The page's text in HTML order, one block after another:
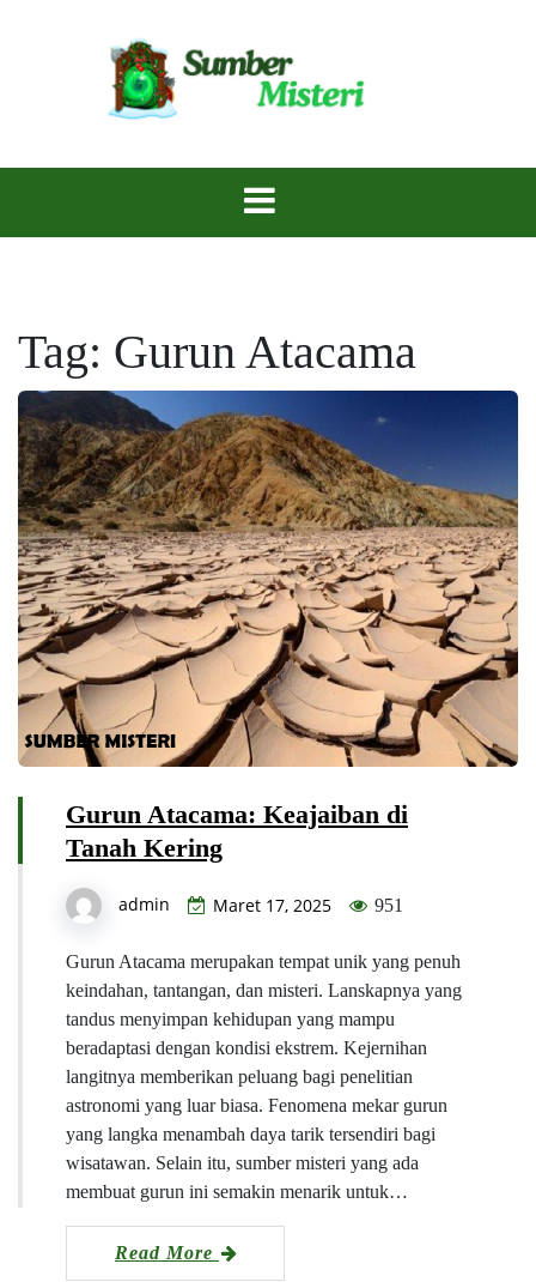
Sumber Misteri
Tag: Gurun Atacama
Gurun Atacama: Keajaiban di
Tanah Kering
admin Maret 17, 2025 951
Gurun Atacama merupakan tempat unik yang penuh
keindahan, tantangan, dan misteri. Lanskapnya yang
tandus menyimpan kehidupan yang mampu
beradaptasi dengan kondisi ekstrem. Kejernihan
langitnya memberikan peluang bagi penelitian
astronomi yang luar biasa. Fenomena mekar gurun
yang langka menambah daya tarik tersendiri bagi
wisatawan. Selain itu, sumber misteri yang ada
membuat gurun ini semakin menarik untuk…
Read More